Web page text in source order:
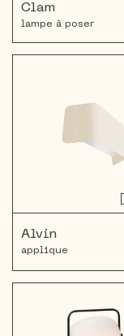
Clam
lampe à poser
Alvin
applique